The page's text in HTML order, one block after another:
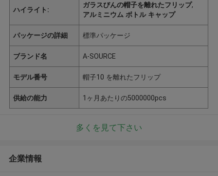
ハイライト:
ガラスびんの帽子を離れたフリップ,
アルミニウム ボトル キャップ
パッケージの詳細 標準パッケージ
ブランド名 A-SOURCE
モデル番号 帽子10 を離れたフリップ
供給の能力 1ヶ月あたりの5000000pcs
多くを見て下さい
企業情報